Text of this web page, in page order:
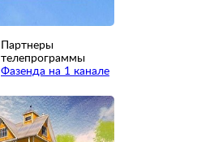
Партнеры
телепрограммы
Фазенда на 1 канале